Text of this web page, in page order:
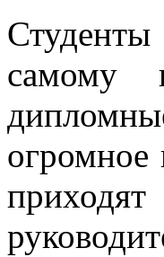
самому
огромное